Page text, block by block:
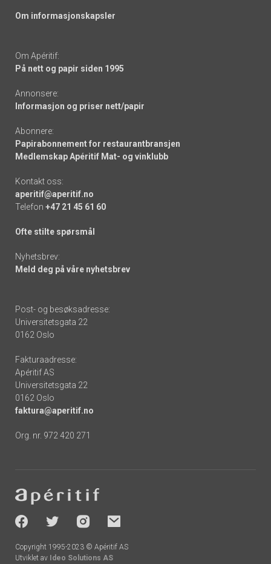
Om informasjonskapsler
Om Apéritif:
På nett og papir siden 1995
Annonsere:
Informasjon og priser nett/papir
Abonnere:
Papirabonnement for restaurantbransjen
Medlemskap Apéritif Mat- og vinklubb
Kontakt oss:
aperitif@aperitif.no
Telefon +47 21 45 61 60
Ofte stilte spørsmål
Nyhetsbrev:
Meld deg på våre nyhetsbrev
Post- og besøksadresse:
Universitetsgata 22
0162 Oslo
Fakturaadresse:
Apéritif AS
Universitetsgata 22
0162 Oslo
faktura@aperitif.no
Org. nr. 972 420 271
-
socials
Copyright 1995-2023 © Apéritif AS
Utviklet av Ideo Solutions AS